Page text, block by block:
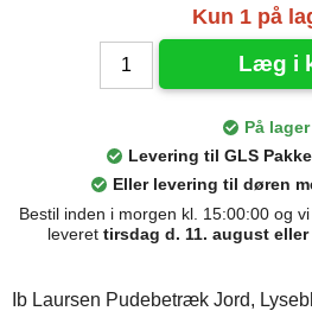
Kun 1 på
Læg i
På lager
Levering til GLS
Eller levering til døren
Bestil inden i morgen kl. 15:00:00 og
leveret tirsdag d. 11. august
Ib Laursen Pudebetræk Jord,